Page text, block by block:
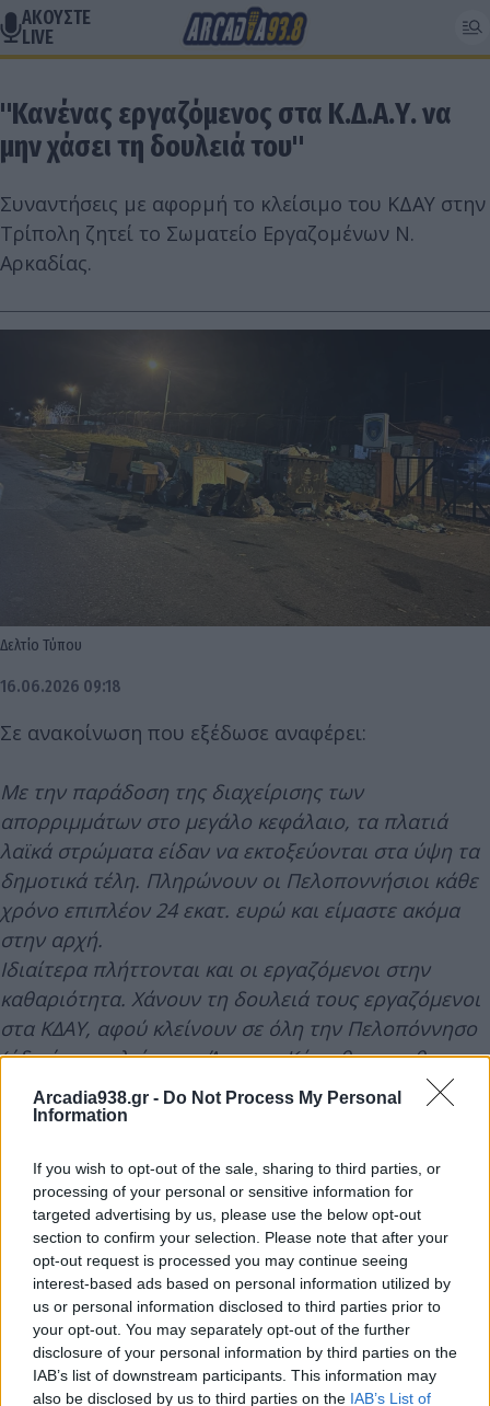
Arcadia938.gr - Do Not Process My Personal
Information
If you wish to opt-out of the sale, sharing to third parties, or
processing of your personal or sensitive information for
targeted advertising by us, please use the below opt-out
section to confirm your selection. Please note that after your
opt-out request is processed you may continue seeing
interest-based ads based on personal information utilized by
us or personal information disclosed to third parties prior to
your opt-out. You may separately opt-out of the further
disclosure of your personal information by third parties on the
IAB’s list of downstream participants. This information may
also be disclosed by us to third parties on the IAB’s List of
ΑΚΟΥΣΤΕ
LIVE
"Κανένας εργαζόμενος στα Κ.Δ.Α.Υ. να
μην χάσει τη δουλειά του"
Συναντήσεις με αφορμή το κλείσιμο του ΚΔΑΥ στην
Τρίπολη ζητεί το Σωματείο Εργαζομένων Ν.
Αρκαδίας.
Δελτίο Τύπου
16.06.2026 09:18
Σε ανακοίνωση που εξέδωσε αναφέρει:
Με την παράδοση της διαχείρισης των
απορριμμάτων στο μεγάλο κεφάλαιο, τα πλατιά
λαϊκά στρώματα είδαν να εκτοξεύονται στα ύψη τα
δημοτικά τέλη. Πληρώνουν οι Πελοποννήσιοι κάθε
χρόνο επιπλέον 24 εκατ. ευρώ και είμαστε ακόμα
στην αρχή.
Ιδιαίτερα πλήττονται και οι εργαζόμενοι στην
καθαριότητα. Χάνουν τη δουλειά τους εργαζόμενοι
στα ΚΔΑΥ, αφού κλείνουν σε όλη την Πελοπόννησο
(ήδη έχουν κλείσει σε Άστρος, Κόρινθο και χθες
ανακοινώθηκε το κλείσιμο στην Τρίπολη).
συσπειρωθούν στο σωματείο και να διεκδικήσουμε
από το Δήμο, την Περιφέρεια Πελοποννήσου και το
Φορέα Διαχείρισης Στερεών Αποβλήτων (ΦΟΔΣΑ)
Πελοποννήσου κανένας εργαζόμενος να μην χάσεις
τη δουλειά του. Είναι εργαζόμενοι οικογενειάρχες,
εκπαιδευμένοι για χρόνια στο αντικείμενο, δεν
γίνεται να πεταχτούν στο δρόμο.